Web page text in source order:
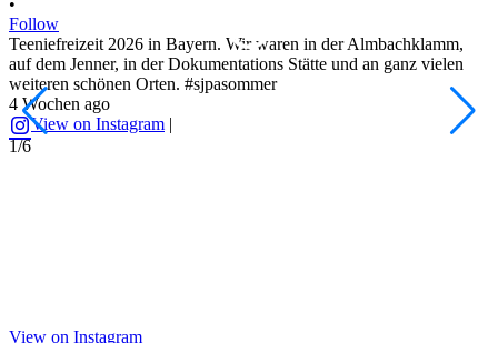
Follow
Teeniefreizeit 2026 in Bayern. Wir waren in der Almbachklamm,
auf dem Jenner, in der Dokumentations Stätte und an ganz vielen
weiteren schönen Orten. #sjpasommer
4 Wochen ago
View on Instagram |
1/6
View on Instagram